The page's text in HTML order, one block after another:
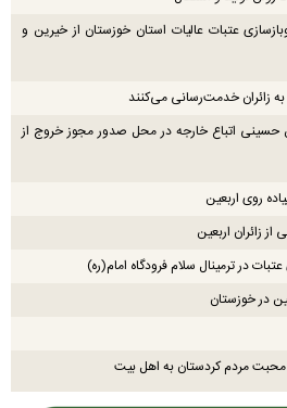
عتبات عالیات استان خوزستان از خیرین و
حسینی اتباع خارجه در محل صدور مجوز خروج از
زائران اربعین
در ترمینال سلام فرودگاه امام(ره)
در خوزستان
محبت مردم کردستان به اهل بیت